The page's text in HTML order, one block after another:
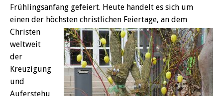
Frühlingsanfang gefeiert. Heute handelt es sich um
einen der höchsten christlichen Feiertage, an dem
Christen
weltweit
der
Kreuzigung
und
Auferstehu